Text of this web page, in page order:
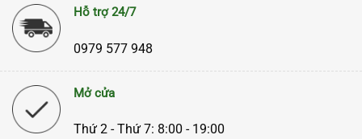
Hỗ trợ 24/7
0979 577 948
Mở cửa
Thứ 2 - Thứ 7: 8:00 - 19:00